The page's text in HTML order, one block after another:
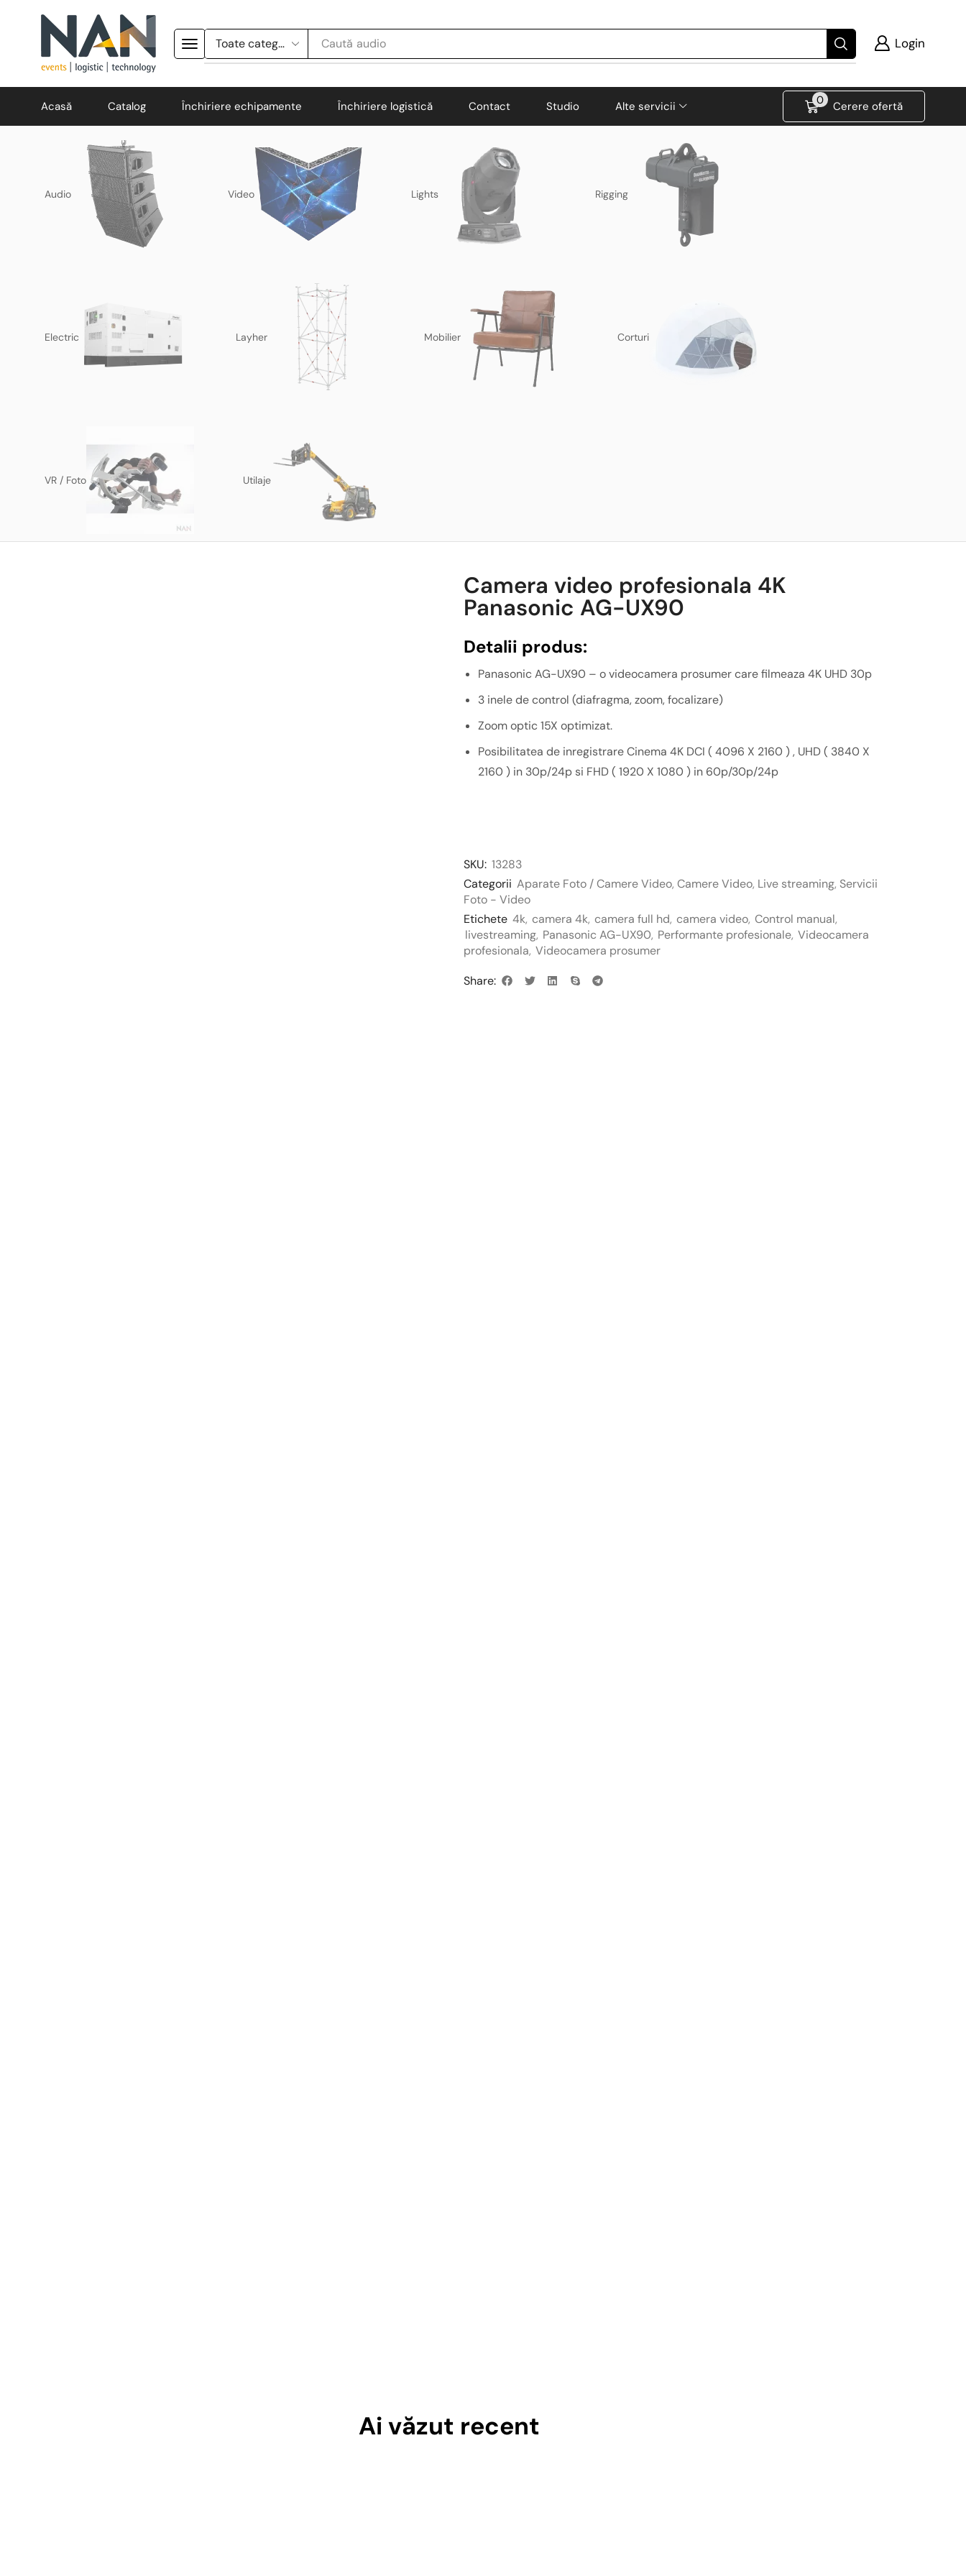
Caută audio Login
Acasă Catalog Închiriere echipamente Închiriere logistică Contact Studio Alte servicii 0 Cerere ofertă
Audio Video Lights Rigging
Electric Layher Mobilier Corturi
VR / Foto Utilaje
Camera video profesionala 4K
Panasonic AG-UX90
Detalii produs:
Panasonic AG-UX90 – o videocamera prosumer care filmeaza 4K UHD 30p
3 inele de control (diafragma, zoom, focalizare)
Zoom optic 15X optimizat.
Posibilitatea de inregistrare Cinema 4K DCI ( 4096 X 2160 ) , UHD ( 3840 X
2160 ) in 30p/24p si FHD ( 1920 X 1080 ) in 60p/30p/24p
SKU: 13283
Categorii Aparate Foto / Camere Video, Camere Video, Live streaming, Servicii
Foto - Video
Etichete 4k, camera 4k, camera full hd, camera video, Control manual,
livestreaming, Panasonic AG-UX90, Performante profesionale, Videocamera
profesionala, Videocamera prosumer
Share:
Ai văzut recent